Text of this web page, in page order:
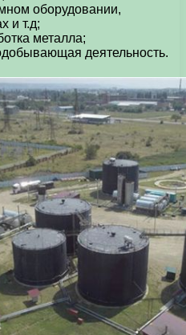
оборудовании,
и т.д;
металла;
деятельность.